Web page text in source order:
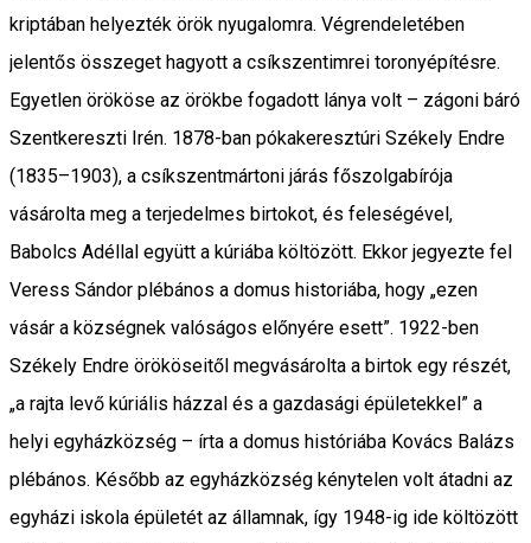
kriptában helyezték örök nyugalomra. Végrendeletében
jelentős összeget hagyott a csíkszentimrei toronyépítésre.
Egyetlen örököse az örökbe fogadott lánya volt – zágoni báró
Szentkereszti Irén. 1878-ban pókakeresztúri Székely Endre
(1835–1903), a csíkszentmártoni járás főszolgabírója
vásárolta meg a terjedelmes birtokot, és feleségével,
Babolcs Adéllal együtt a kúriába költözött. Ekkor jegyezte fel
Veress Sándor plébános a domus historiába, hogy „ezen
vásár a községnek valóságos előnyére esett”. 1922-ben
Székely Endre örököseitől megvásárolta a birtok egy részét,
„a rajta levő kúriális házzal és a gazdasági épületekkel” a
helyi egyházközség – írta a domus históriába Kovács Balázs
plébános. Később az egyházközség kénytelen volt átadni az
egyházi iskola épületét az államnak, így 1948-ig ide költözött